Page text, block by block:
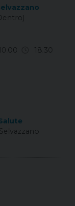
18.30